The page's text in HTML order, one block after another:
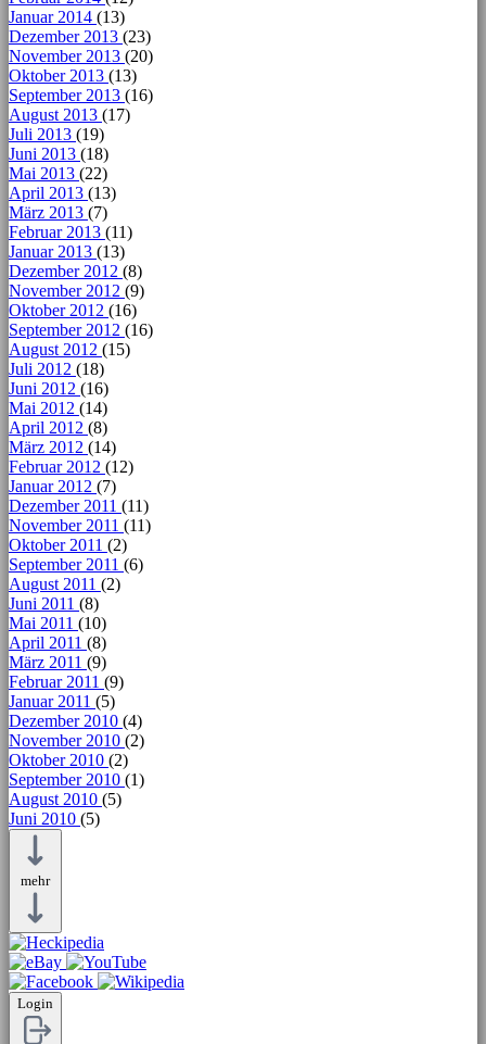
Januar 2014 (13)
Dezember 2013 (23)
November 2013 (20)
Oktober 2013 (13)
September 2013 (16)
August 2013 (17)
Juli 2013 (19)
Juni 2013 (18)
Mai 2013 (22)
April 2013 (13)
März 2013 (7)
Februar 2013 (11)
Januar 2013 (13)
Dezember 2012 (8)
November 2012 (9)
Oktober 2012 (16)
September 2012 (16)
August 2012 (15)
Juli 2012 (18)
Juni 2012 (16)
Mai 2012 (14)
April 2012 (8)
März 2012 (14)
Februar 2012 (12)
Januar 2012 (7)
Dezember 2011 (11)
November 2011 (11)
Oktober 2011 (2)
September 2011 (6)
August 2011 (2)
Juni 2011 (8)
Mai 2011 (10)
April 2011 (8)
März 2011 (9)
Februar 2011 (9)
Januar 2011 (5)
Dezember 2010 (4)
November 2010 (2)
Oktober 2010 (2)
September 2010 (1)
August 2010 (5)
Juni 2010 (5)
mehr
Login